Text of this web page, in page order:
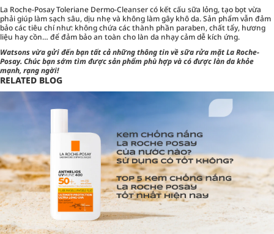
La Roche-Posay Toleriane Dermo-Cleanser có kết cấu sữa lỏng, tạo bọt vừa
phải giúp làm sạch sâu, dịu nhẹ và không làm gây khô da. Sản phẩm vẫn đảm
bảo các tiêu chí như: không chứa các thành phần paraben, chất tẩy, hương
liệu hay cồn… để đảm bảo an toàn cho làn da nhạy cảm dễ kích ứng.
Watsonsvừa gửi đến bạn tất cả những thông tin về sữa rửa mặt La Roche-
Posay. Chúc bạn sớm tìm được sản phẩm phù hợp và có được làn da khỏe
mạnh, rạng ngời!
RELATED BLOG